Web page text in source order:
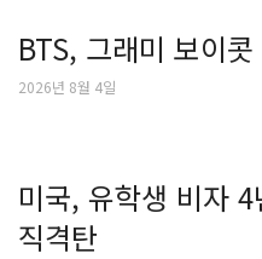
BTS, 그래미 보이
2026년 8월 4일
미국, 유학생 비자
직격탄